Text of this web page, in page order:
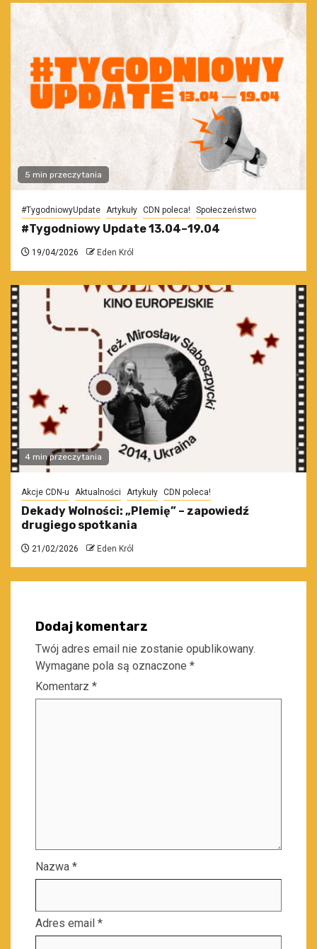
5 min przeczytania
#TygodniowyUpdate Artykuły CDN poleca! Społeczeństwo
#Tygodniowy Update 13.04–19.04
19/04/2026 Eden Król
4 min przeczytania
Akcje CDN-u Aktualności Artykuły CDN poleca!
Dekady Wolności: „Plemię” – zapowiedź
drugiego spotkania
21/02/2026 Eden Król
Dodaj komentarz
Twój adres email nie zostanie opublikowany.
Wymagane pola są oznaczone *
Komentarz *
Nazwa *
Adres email *